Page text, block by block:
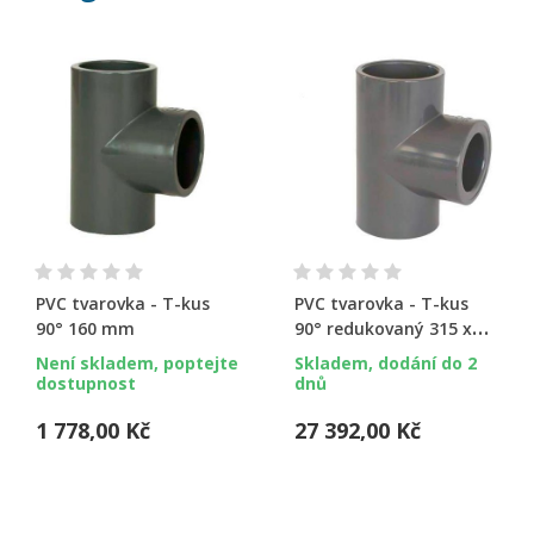
PVC tvarovka - T-kus
90° 160 mm
Není skladem, poptejte
dostupnost
1 778,00 Kč
PVC tvarovka - T-kus
90° redukovaný 315 x
160 mm
Skladem, dodání do 2
dnů
27 392,00 Kč